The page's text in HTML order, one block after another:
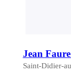
Jean Faure
Saint-Didier-